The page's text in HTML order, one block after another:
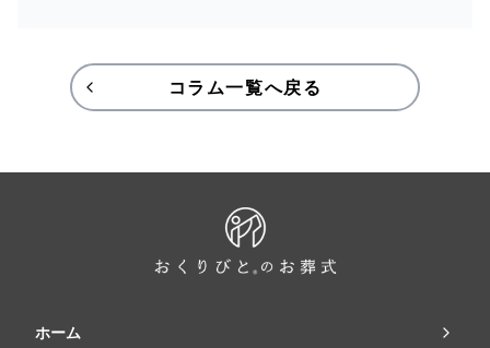
コラム一覧へ戻る
ホーム